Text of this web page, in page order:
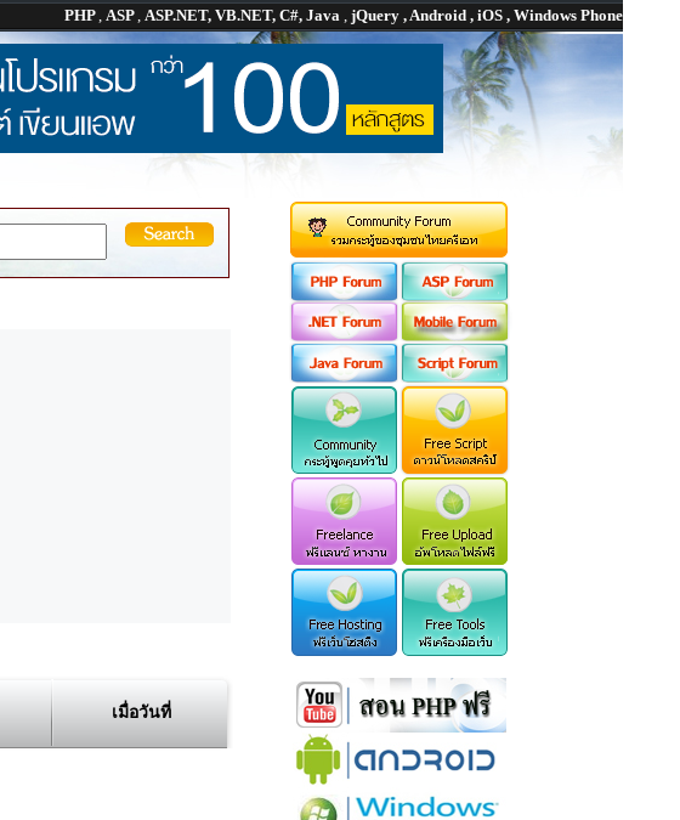
PHP, ASP, ASP.NET, VB.NET, C#, Java , jQuery , Android , iOS , Windows Phone
เมื่อวันที่